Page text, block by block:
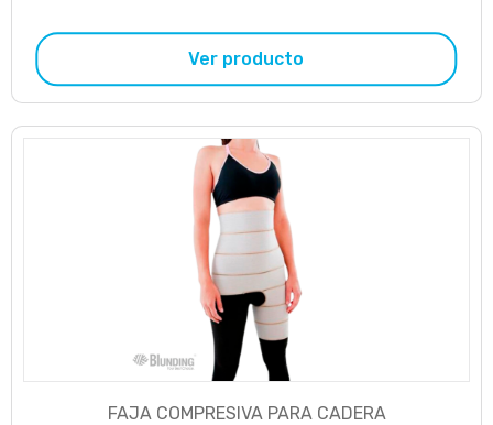
Ver producto
FAJA COMPRESIVA PARA CADERA